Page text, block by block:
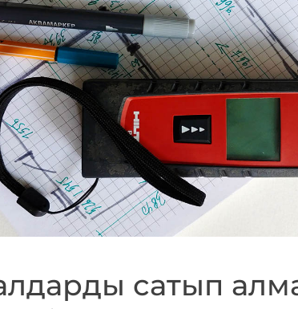
сатып